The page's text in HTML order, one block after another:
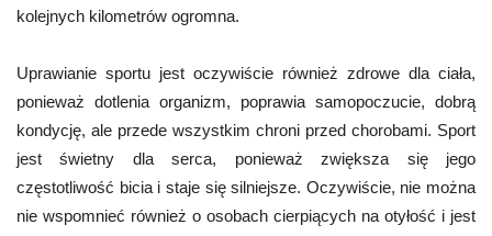
kolejnych kilometrów ogromna.
Uprawianie sportu jest oczywiście również zdrowe dla ciała,
ponieważ dotlenia organizm, poprawia samopoczucie, dobrą
kondycję, ale przede wszystkim chroni przed chorobami. Sport
jest świetny dla serca, ponieważ zwiększa się jego
częstotliwość bicia i staje się silniejsze. Oczywiście, nie można
nie wspomnieć również o osobach cierpiących na otyłość i jest